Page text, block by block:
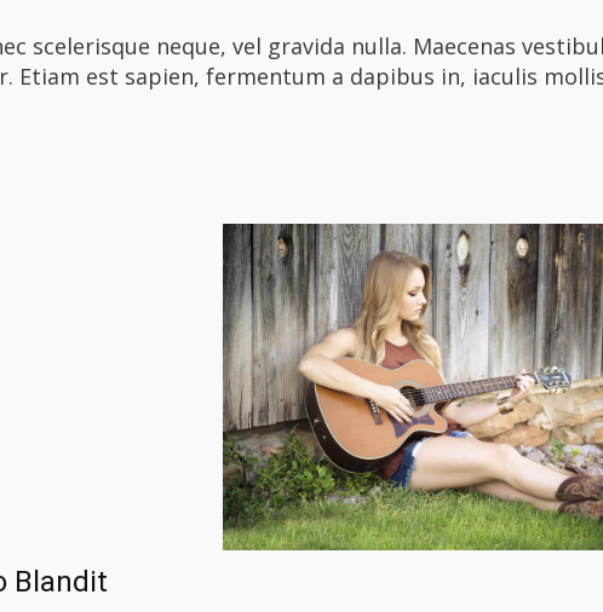
scelerisque neque, vel gravida nulla. Maecenas
Etiam est sapien, fermentum a dapibus in, iaculis
Blandit